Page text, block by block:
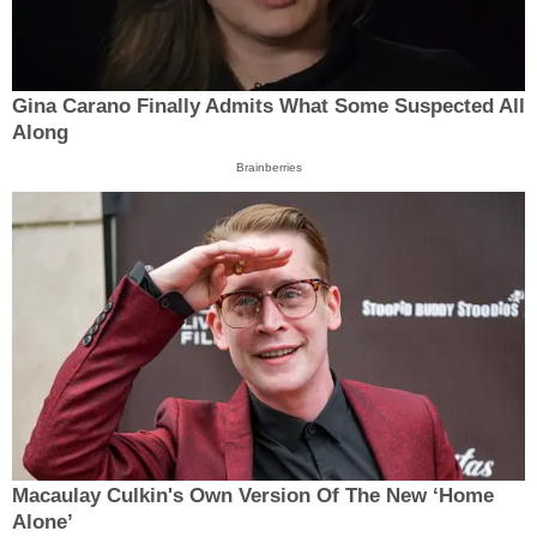
Gina Carano Finally Admits What Some Suspected All
Along
Brainberries
Macaulay Culkin's Own Version Of The New ‘Home
Alone’